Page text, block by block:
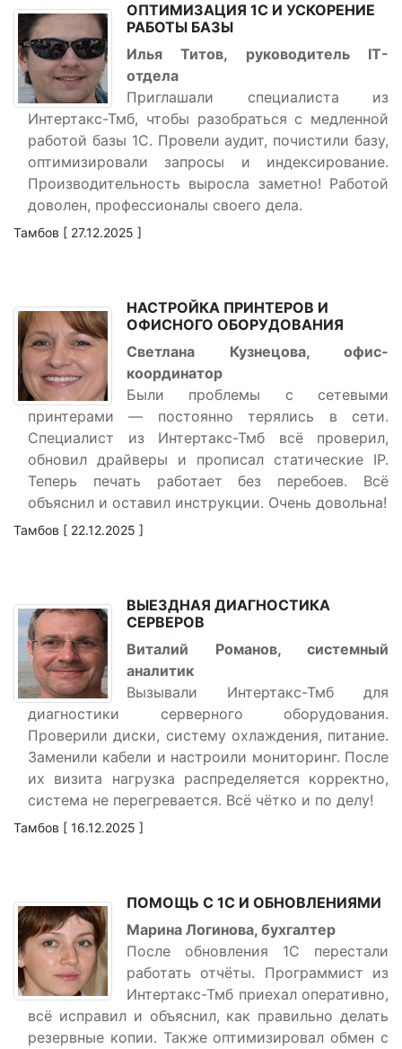
ОПТИМИЗАЦИЯ 1С И УСКОРЕНИЕ
РАБОТЫ БАЗЫ
Илья Титов, руководитель IT-
отдела
Приглашали специалиста из
Интертакс-Тмб, чтобы разобраться с медленной
работой базы 1С. Провели аудит, почистили базу,
оптимизировали запросы и индексирование.
Производительность выросла заметно! Работой
доволен, профессионалы своего дела.
Тамбов [ 27.12.2025 ]
НАСТРОЙКА ПРИНТЕРОВ И
ОФИСНОГО ОБОРУДОВАНИЯ
Светлана Кузнецова, офис-
координатор
Были проблемы с сетевыми
принтерами — постоянно терялись в сети.
Специалист из Интертакс-Тмб всё проверил,
обновил драйверы и прописал статические IP.
Теперь печать работает без перебоев. Всё
объяснил и оставил инструкции. Очень довольна!
Тамбов [ 22.12.2025 ]
ВЫЕЗДНАЯ ДИАГНОСТИКА
СЕРВЕРОВ
Виталий Романов, системный
аналитик
Вызывали Интертакс-Тмб для
диагностики серверного оборудования.
Проверили диски, систему охлаждения, питание.
Заменили кабели и настроили мониторинг. После
их визита нагрузка распределяется корректно,
система не перегревается. Всё чётко и по делу!
Тамбов [ 16.12.2025 ]
ПОМОЩЬ С 1С И ОБНОВЛЕНИЯМИ
Марина Логинова, бухгалтер
После обновления 1С перестали
работать отчёты. Программист из
Интертакс-Тмб приехал оперативно,
всё исправил и объяснил, как правильно делать
резервные копии. Также оптимизировал обмен с